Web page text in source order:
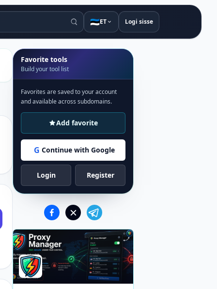
🇪🇪ET Logi sisse
Favorite tools
Build your tool list
Favorites are saved to your account
and available across subdomains.
Add favorite
G Continue with Google
Login Register